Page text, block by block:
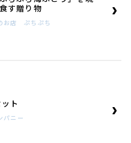
す贈り物
お店 ぷちぷち
ト
パニー